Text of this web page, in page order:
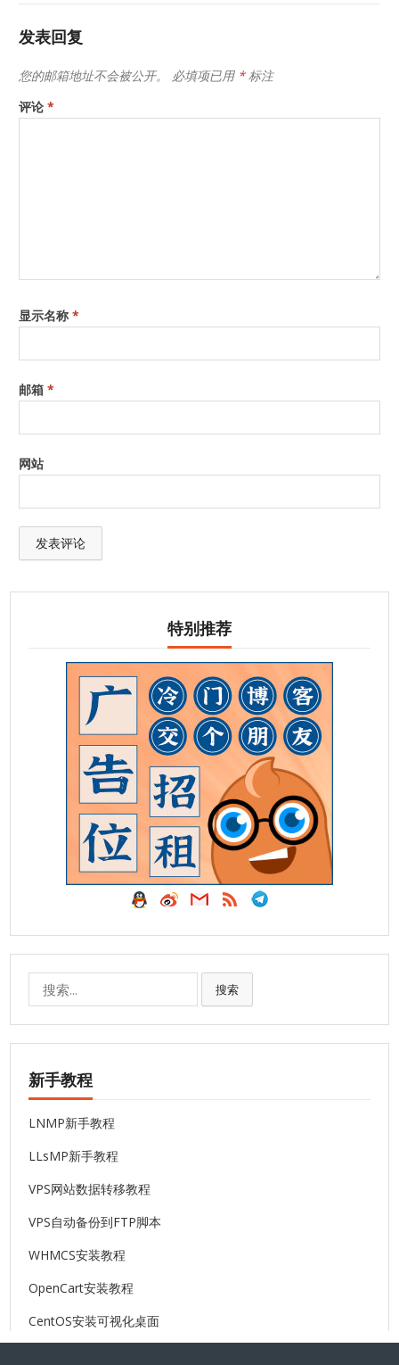
发表回复
您的邮箱地址不会被公开。 必填项已用 *标注
评论*
显示名称*
邮箱*
网站
特别推荐
搜索
新手教程
LNMP新手教程
LLsMP新手教程
VPS网站数据转移教程
VPS自动备份到FTP脚本
WHMCS安装教程
OpenCart安装教程
CentOS安装可视化桌面